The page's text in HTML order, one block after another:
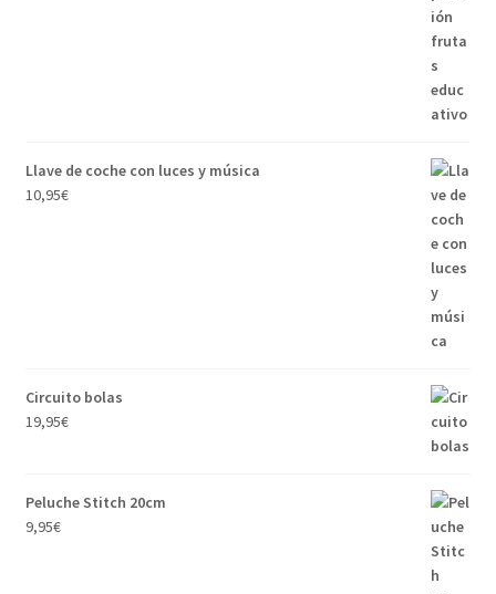
Llave de coche con luces y música
10,95€
Circuito bolas
19,95€
Peluche Stitch 20cm
9,95€